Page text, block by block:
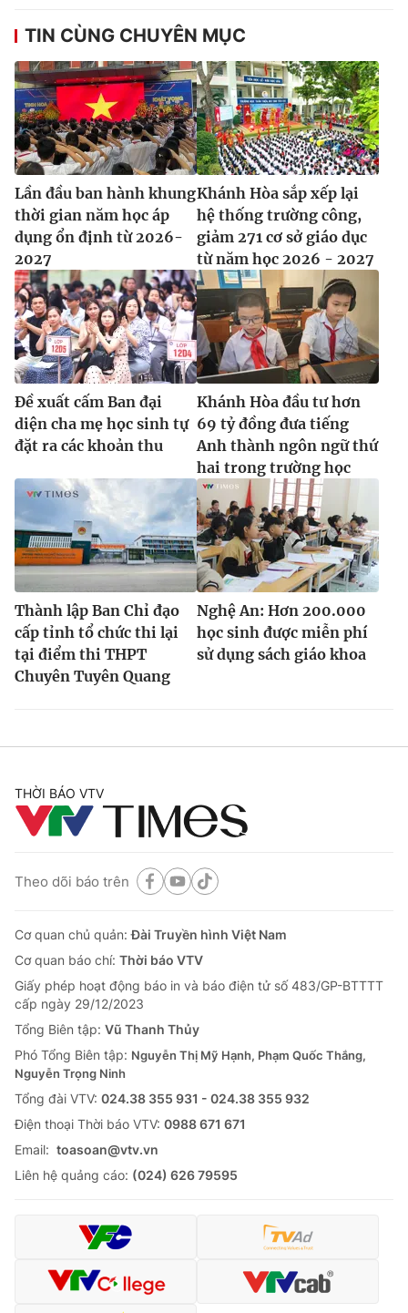
TIN CÙNG CHUYÊN MỤC
Lần đầu ban hành khung
thời gian năm học áp
dụng ổn định từ 2026-
2027
Khánh Hòa sắp xếp lại
hệ thống trường công,
giảm 271 cơ sở giáo dục
từ năm học 2026 - 2027
Đề xuất cấm Ban đại
diện cha mẹ học sinh tự
đặt ra các khoản thu
Khánh Hòa đầu tư hơn
69 tỷ đồng đưa tiếng
Anh thành ngôn ngữ thứ
hai trong trường học
Thành lập Ban Chỉ đạo
cấp tỉnh tổ chức thi lại
tại điểm thi THPT
Chuyên Tuyên Quang
Nghệ An: Hơn 200.000
học sinh được miễn phí
sử dụng sách giáo khoa
THỜI BÁO VTV
Theo dõi báo trên
Cơ quan chủ quản:Đài Truyền hình Việt Nam
Cơ quan báo chí: Thời báo VTV
Giấy phép hoạt động báo in và báo điện tử số 483/GP-BTTTT
cấp ngày 29/12/2023
Tổng Biên tập: Vũ Thanh Thủy
Phó Tổng Biên tập: Nguyễn Thị Mỹ Hạnh, Phạm Quốc Thắng,
Nguyễn Trọng Ninh
Tổng đài VTV: 024.38 355 931 - 024.38 355 932
Ðiện thoại Thời báo VTV: 0988 671 671
Email: toasoan@vtv.vn
Liên hệ quảng cáo: (024) 626 79595